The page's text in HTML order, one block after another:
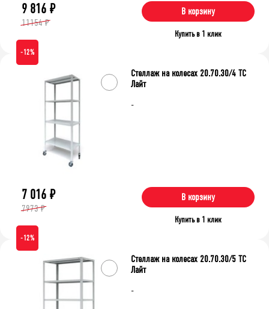
9 816 ₽
11154 ₽
В корзину
Купить в 1 клик
-12%
-
Стеллаж на колесах 20.70.30/4 ТС
Лайт
7 016 ₽
7973 ₽
В корзину
Купить в 1 клик
-12%
-
Стеллаж на колесах 20.70.30/5 ТС
Лайт